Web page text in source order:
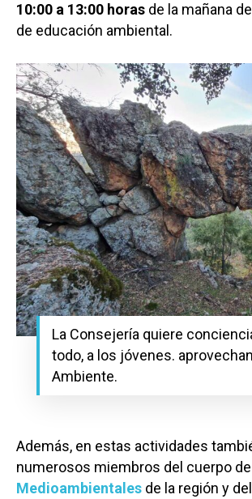
10:00 a 13:00 horas de la mañana del
de educación ambiental.
La Consejería quiere
todo, a los jóvenes.
Ambiente.
Además, en estas actividades
numerosos miembros del cuerpo de
Medioambientales de la región y